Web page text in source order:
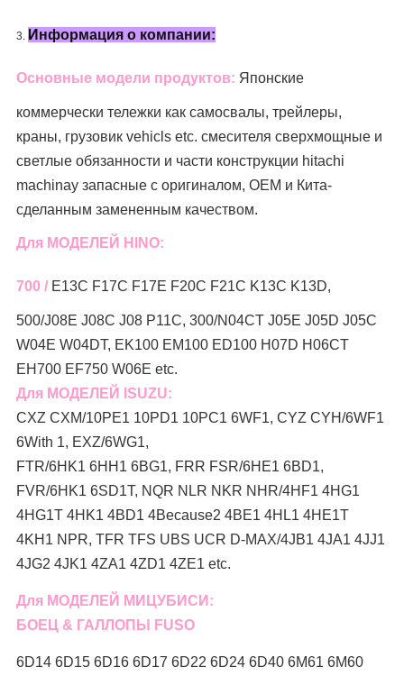
3. Информация о компании:
Основные модели продуктов: Японские
коммерчески тележки как самосвалы, трейлеры,
краны, грузовикvehicls etc. смесителя сверхмощные и
светлые обязанности и части конструкции hitachi
machinay запасные с оригиналом, OEM и Кита-
сделанным замененным качеством.
Для МОДЕЛЕЙ HINO:
700 / E13C F17C F17E F20C F21C K13C K13D,
500/J08E J08C J08 P11C, 300/N04CT J05E J05D J05C
W04E W04DT, EK100 EM100 ED100 H07D H06CT
EH700 EF750 W06E etc.
Для МОДЕЛЕЙ ISUZU:
CXZ CXM/10PE1 10PD1 10PC1 6WF1, CYZ CYH/6WF1
6With 1, EXZ/6WG1,
FTR/6HK1 6HH1 6BG1, FRR FSR/6HE1 6BD1,
FVR/6HK1 6SD1T, NQR NLR NKR NHR/4HF1 4HG1
4HG1T 4HK1 4BD1 4Because2 4BE1 4HL1 4HE1T
4KH1 NPR, TFR TFS UBS UCR D-MAX/4JB1 4JA1 4JJ1
4JG2 4JK1 4ZA1 4ZD1 4ZE1 etc.
Для МОДЕЛЕЙ МИЦУБИСИ:
БОЕЦ & ГАЛЛОПЫ FUSO
6D14 6D15 6D16 6D17 6D22 6D24 6D40 6M61 6M60